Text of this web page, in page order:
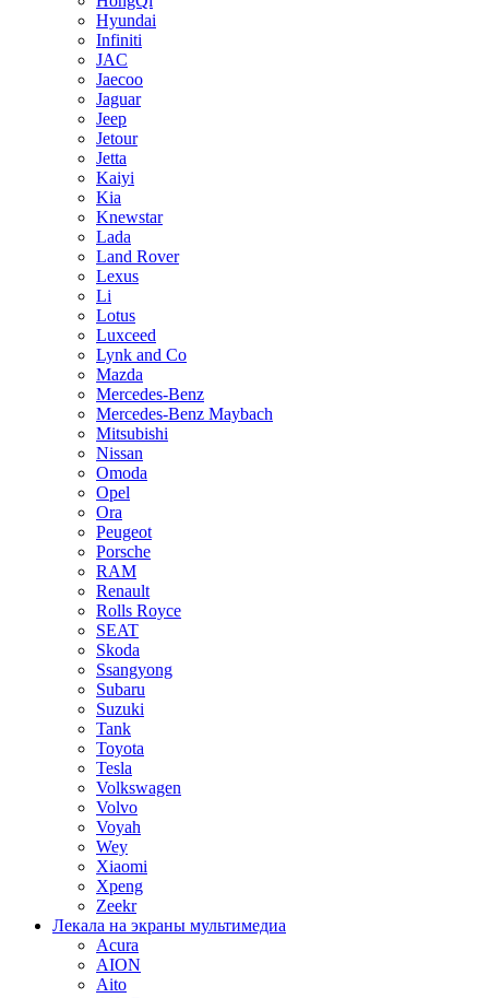
Hyundai
Infiniti
JAC
Jaecoo
Jaguar
Jeep
Jetour
Jetta
Kaiyi
Kia
Knewstar
Lada
Land Rover
Lexus
Li
Lotus
Luxceed
Lynk and Co
Mazda
Mercedes-Benz
Mercedes-Benz Maybach
Mitsubishi
Nissan
Omoda
Opel
Ora
Peugeot
Porsche
RAM
Renault
Rolls Royce
SEAT
Skoda
Ssangyong
Subaru
Suzuki
Tank
Toyota
Tesla
Volkswagen
Volvo
Voyah
Wey
Xiaomi
Xpeng
Zeekr
Лекала на экраны мультимедиа
Acura
AION
Aito